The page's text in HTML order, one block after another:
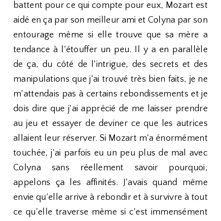
battent pour ce qui compte pour eux, Mozart est
aidé en ça par son meilleur ami et Colyna par son
entourage même si elle trouve que sa mère a
tendance à l'étouffer un peu. Il y a en parallèle
de ça, du côté de l'intrigue, des secrets et des
manipulations que j'ai trouvé très bien faits, je ne
m'attendais pas à certains rebondissements et je
dois dire que j'ai apprécié de me laisser prendre
au jeu et essayer de deviner ce que les autrices
allaient leur réserver. Si Mozart m'a énormément
touchée, j'ai parfois eu un peu plus de mal avec
Colyna sans réellement savoir pourquoi,
appelons ça les affinités. J'avais quand même
envie qu'elle arrive à rebondir et à survivre à tout
ce qu'elle traverse même si c'est immensément